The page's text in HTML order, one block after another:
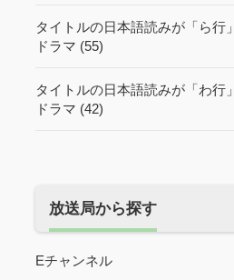
タイトルの日本語読みが「ら行
ドラマ (55)
タイトルの日本語読みが「わ行
ドラマ (42)
放送局から探す
Eチャンネル